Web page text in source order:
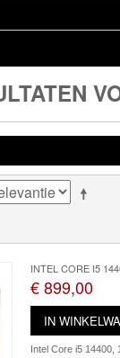
INTEL CORE I5
€ 899,00
IN
Intel Core i5 14400,